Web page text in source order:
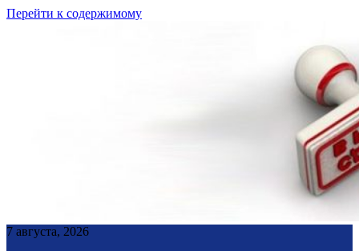
Перейти к содержимому
7 августа, 2026